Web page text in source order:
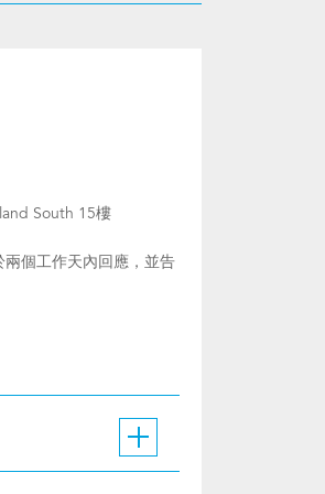
South 15樓
個工作天內回應，並告